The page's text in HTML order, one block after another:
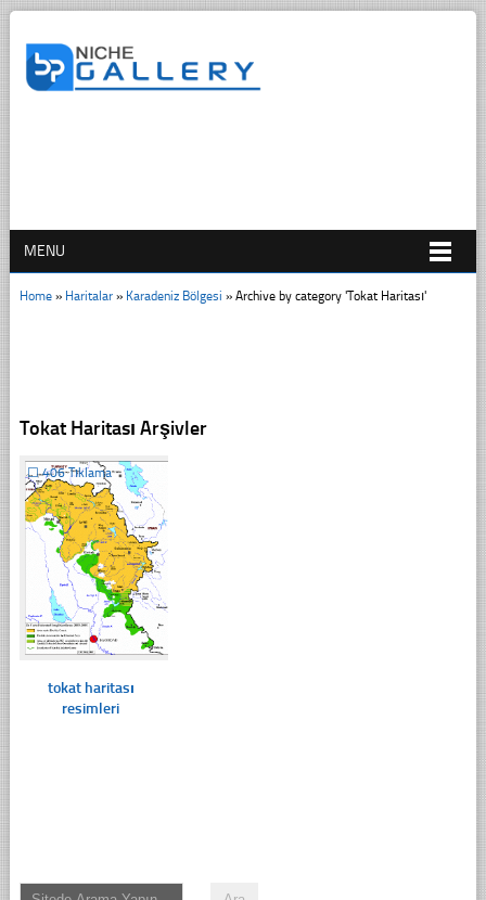
MENU
Home» Haritalar» Karadeniz Bölgesi » Archive by category 'Tokat Haritası'
Tokat Haritası Arşivler
☐406 Tıklama
tokat haritası
resimleri